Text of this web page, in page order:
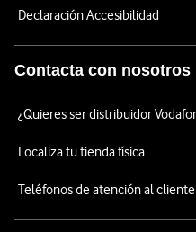
Declaración Accesibilidad
Contacta con nosotros
¿Quieres ser distribuidor
Localiza tu tienda física
Teléfonos de atención al cliente